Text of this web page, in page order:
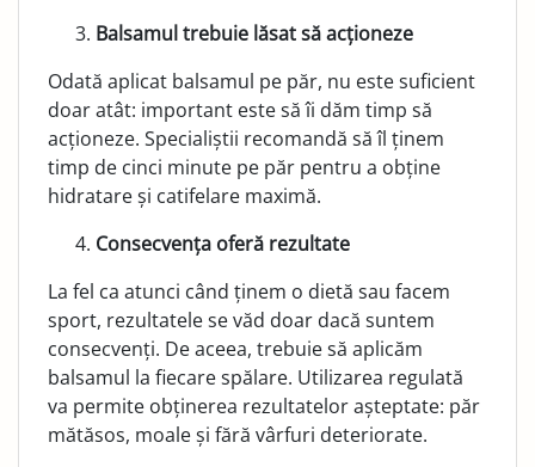
Balsamul trebuie lăsat să acționeze
Odată aplicat balsamul pe păr, nu este suficient
doar atât: important este să îi dăm timp să
acționeze. Specialiștii recomandă să îl ținem
timp de cinci minute pe păr pentru a obține
hidratare și catifelare maximă.
Consecvența oferă rezultate
La fel ca atunci când ținem o dietă sau facem
sport, rezultatele se văd doar dacă suntem
consecvenți. De aceea, trebuie să aplicăm
balsamul la fiecare spălare. Utilizarea regulată
va permite obținerea rezultatelor așteptate: păr
mătăsos, moale și fără vârfuri deteriorate.